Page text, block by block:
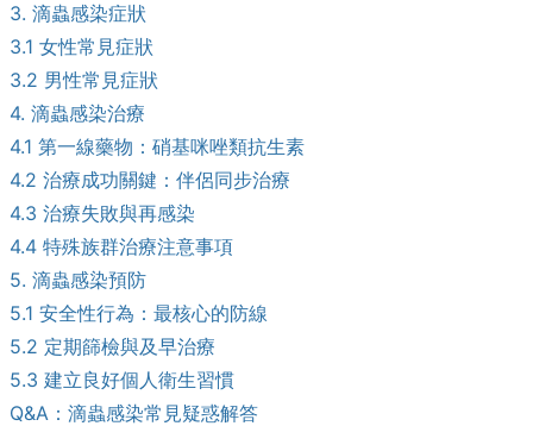
3. 滴蟲感染症狀
3.1 女性常見症狀
3.2 男性常見症狀
4. 滴蟲感染治療
4.1 第一線藥物：硝基咪唑類抗生素
4.2 治療成功關鍵：伴侶同步治療
4.3 治療失敗與再感染
4.4 特殊族群治療注意事項
5. 滴蟲感染預防
5.1 安全性行為：最核心的防線
5.2 定期篩檢與及早治療
5.3 建立良好個人衛生習慣
Q&A：滴蟲感染常見疑惑解答